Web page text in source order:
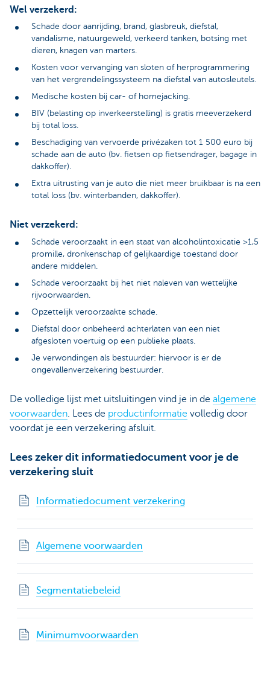
Wel verzekerd:
Schade door aanrijding, brand, glasbreuk, diefstal,
vandalisme, natuurgeweld, verkeerd tanken, botsing met
dieren, knagen van marters.
Kosten voor vervanging van sloten of herprogrammering
van het vergrendelingssysteem na diefstal van autosleutels.
Medische kosten bij car- of homejacking.
BIV (belasting op inverkeerstelling) is gratis meeverzekerd
bij total loss.
Beschadiging van vervoerde privézaken tot 1 500 euro bij
schade aan de auto (bv. fietsen op fietsendrager, bagage in
dakkoffer).
Extra uitrusting van je auto die niet meer bruikbaar is na een
total loss (bv. winterbanden, dakkoffer).
Niet verzekerd:
Schade veroorzaakt in een staat van alcoholintoxicatie >1,5
promille, dronkenschap of gelijkaardige toestand door
andere middelen.
Schade veroorzaakt bij het niet naleven van wettelijke
rijvoorwaarden.
Opzettelijk veroorzaakte schade.
Diefstal door onbeheerd achterlaten van een niet
afgesloten voertuig op een publieke plaats.
Je verwondingen als bestuurder: hiervoor is er de
ongevallenverzekering bestuurder.
De volledige lijst met uitsluitingen vind je in de algemene
voorwaarden. Lees de productinformatie volledig door
voordat je een verzekering afsluit.
Lees zeker dit informatiedocument voor je de
verzekering sluit
Informatiedocument verzekering
Algemene voorwaarden
Segmentatiebeleid
Minimumvoorwaarden